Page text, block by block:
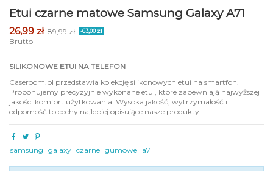
Etui czarne matowe Samsung Galaxy A71
26,99 zł 89,99 zł -63,00 zł
Brutto
SILIKONOWE ETUI NA TELEFON
Caseroom.pl przedstawia kolekcję silikonowych etui na smartfon.
Proponujemy precyzyjnie wykonane etui, które zapewniają najwyższej
jakości komfort użytkowania. Wysoka jakość, wytrzymałość i
odporność to cechy najlepiej opisujące nasze produkty.
samsung galaxy czarne gumowe a71